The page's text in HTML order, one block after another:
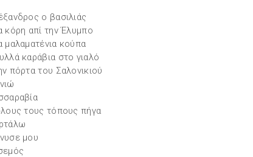
ο βασιλιάς
κόρη απί την Έλυμπο
μαλαματένια κούπα
καράβια στο γιαλό
πόρτα του Σαλονικιού
τους τόπους πήγα
μου